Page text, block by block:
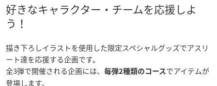
好きなキャラクター・チームを応援しよ
う！
描き下ろしイラストを使用した限定スペシャルグッズでアスリ
ート達を応援する企画です。
全3弾で開催される企画には、
毎弾2種類のコース でアイテムが
登場します。